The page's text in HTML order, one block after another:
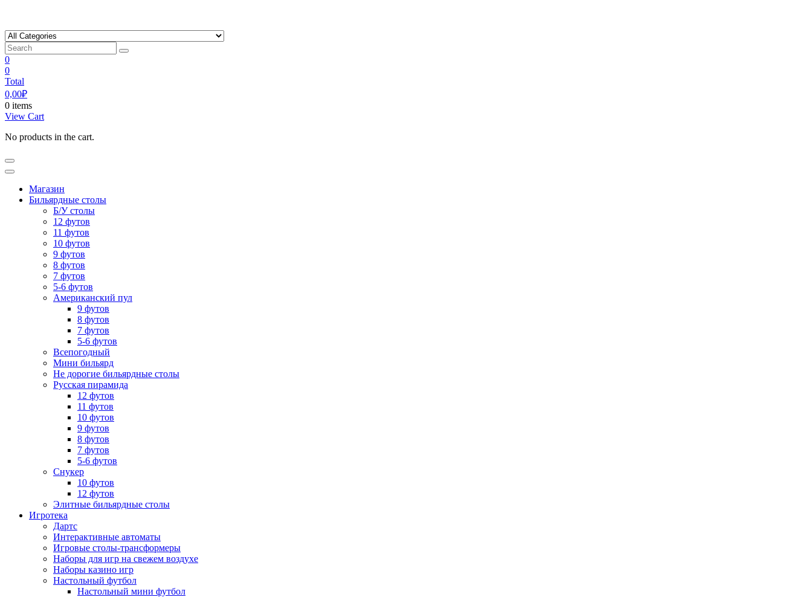
content
0
0
Total
0,00₽
0 items
View Cart
No products in the cart.
Магазин
Бильярдные столы
Б/У столы
12 футов
11 футов
10 футов
9 футов
8 футов
7 футов
5-6 футов
Американский пул
9 футов
8 футов
7 футов
5-6 футов
Всепогодный
Мини бильярд
Не дорогие бильярдные столы
Русская пирамида
12 футов
11 футов
10 футов
9 футов
8 футов
7 футов
5-6 футов
Снукер
10 футов
12 футов
Элитные бильярдные столы
Игротека
Дартс
Интерактивные автоматы
Игровые столы-трансформеры
Наборы для игр на свежем воздухе
Наборы казино игр
Настольный футбол
Настольный мини футбол